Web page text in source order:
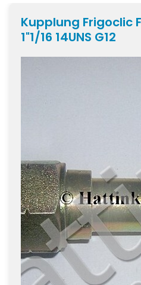
Kupplung Frigoclic
1"1/16 14UNS G12